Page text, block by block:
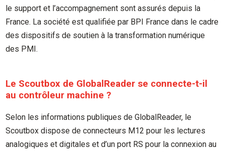
le support et l’accompagnement sont assurés depuis la
France. La société est qualifiée par BPI France dans le cadre
des dispositifs de soutien à la transformation numérique
des PMI.
Le Scoutbox de GlobalReader se connecte-t-il
au contrôleur machine ?
Selon les informations publiques de GlobalReader, le
Scoutbox dispose de connecteurs M12 pour les lectures
analogiques et digitales et d’un port RS pour la connexion au